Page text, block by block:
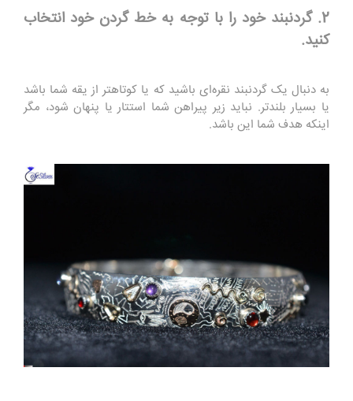
2. گردنبند خود را با توجه به خط گردن خود انتخاب
کنید.
به دنبال یک گردنبند نقره‌ای باشید که یا کوتاهتر از یقه شما باشد
یا بسیار بلندتر. نباید زیر پیراهن شما استتار یا پنهان شود، مگر
اینکه هدف شما این باشد.